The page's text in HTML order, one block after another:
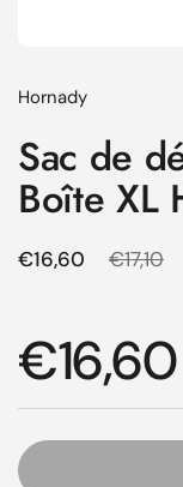
Hornady
Sac de
Boîte XL
Prix régulier
€16,60 Prix de
€17,10
Prix
€16,60